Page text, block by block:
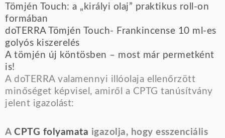
Tömjén Touch: a „királyi olaj” praktikus roll-on
formában
doTERRA Tömjén Touch- Frankincense 10 ml-es
golyós kiszerelés
A tömjén új köntösben – most már permetként
is!
A doTERRA valamennyi illóolaja ellenőrzött
minőséget képvisel, amiről a CPTG tanúsítvány
jelent igazolást:
A CPTG folyamata igazolja, hogy esszenciális